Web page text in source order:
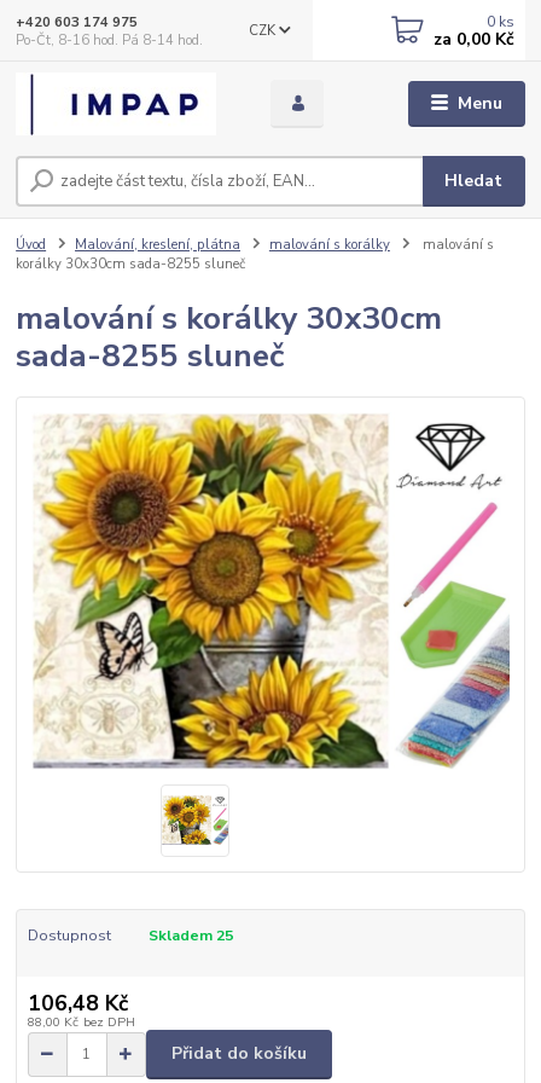
Menu
CZK
Hledat
+420 603 174 975
Po-Čt, 8-16 hod. Pá 8-14 hod.
0 ks
za 0,00 Kč
Úvod Malování, kreslení, plátna malování s korálky
malování s
korálky 30x30cm sada-8255 sluneč
malování s korálky 30x30cm
sada-8255 sluneč
Dostupnost Skladem 25
106,48 Kč
88,00 Kč bez DPH
Přidat do košíku